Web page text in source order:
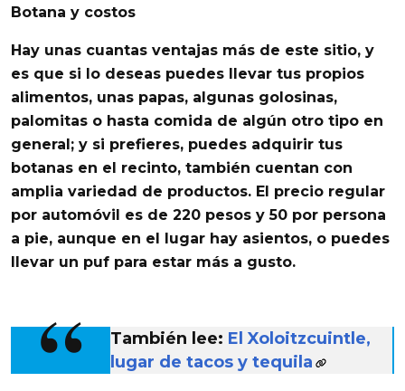
Botana y costos
Hay unas cuantas ventajas más de este sitio, y
es que si lo deseas puedes llevar tus propios
alimentos, unas papas, algunas golosinas,
palomitas o hasta comida de algún otro tipo en
general; y si prefieres, puedes adquirir tus
botanas en el recinto, también cuentan con
amplia variedad de productos. El precio regular
por automóvil es de 220 pesos y 50 por persona
a pie, aunque en el lugar hay asientos, o puedes
llevar un puf para estar más a gusto.
También lee: El Xoloitzcuintle,
lugar de tacos y tequila